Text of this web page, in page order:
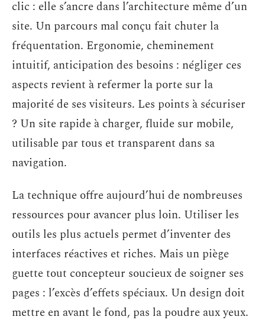
clic : elle s’ancre dans l’architecture même d’un
site. Un parcours mal conçu fait chuter la
fréquentation. Ergonomie, cheminement
intuitif, anticipation des besoins : négliger ces
aspects revient à refermer la porte sur la
majorité de ses visiteurs. Les points à sécuriser
? Un site rapide à charger, fluide sur mobile,
utilisable par tous et transparent dans sa
navigation.
La technique offre aujourd’hui de nombreuses
ressources pour avancer plus loin. Utiliser les
outils les plus actuels permet d’inventer des
interfaces réactives et riches. Mais un piège
guette tout concepteur soucieux de soigner ses
pages : l’excès d’effets spéciaux. Un design doit
mettre en avant le fond, pas la poudre aux yeux.